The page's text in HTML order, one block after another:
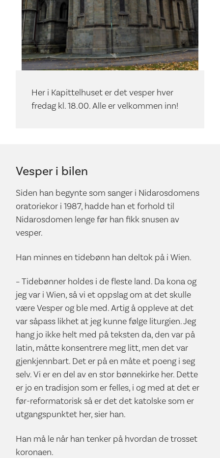
Her i Kapittelhuset er det vesper hver
fredag kl. 18.00. Alle er velkommen inn!
Vesper i bilen
Siden han begynte som sanger i Nidarosdomens
oratoriekor i 1987, hadde han et forhold til
Nidarosdomen lenge før han fikk snusen av
vesper.
Han minnes en tidebønn han deltok på i Wien.
– Tidebønner holdes i de fleste land. Da kona og
jeg var i Wien, så vi et oppslag om at det skulle
være Vesper og ble med. Artig å oppleve at det
var såpass likhet at jeg kunne følge liturgien. Jeg
hang jo ikke helt med på teksten da, den var på
latin, måtte konsentrere meg litt, men det var
gjenkjennbart. Det er på en måte et poeng i seg
selv. Vi er en del av en stor bønnekirke her. Dette
er jo en tradisjon som er felles, i og med at det er
før-reformatorisk så er det det katolske som er
utgangspunktet her, sier han.
Han må le når han tenker på hvordan de trosset
koronaen.